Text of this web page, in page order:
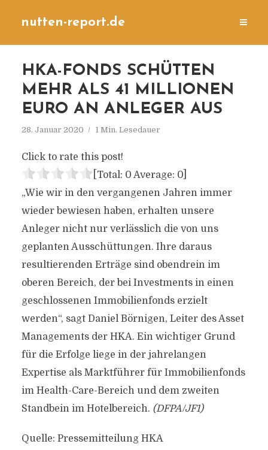
nutten-report.de
HKA-FONDS SCHÜTTEN
MEHR ALS 41 MILLIONEN
EURO AN ANLEGER AUS
28. Januar 2020 1 Min. Lesedauer
Click to rate this post!
[Total: 0 Average: 0]
„Wie wir in den vergangenen Jahren immer
wieder bewiesen haben, erhalten unsere
Anleger nicht nur verlässlich die von uns
geplanten Ausschüttungen. Ihre daraus
resultierenden Erträge sind obendrein im
oberen Bereich, der bei Investments in einen
geschlossenen Immobilienfonds erzielt
werden“, sagt Daniel Börnigen, Leiter des Asset
Managements der HKA. Ein wichtiger Grund
für die Erfolge liege in der jahrelangen
Expertise als Marktführer für Immobilienfonds
im Health-Care-Bereich und dem zweiten
Standbein im Hotelbereich. (DFPA/JF1)
Quelle: Pressemitteilung HKA